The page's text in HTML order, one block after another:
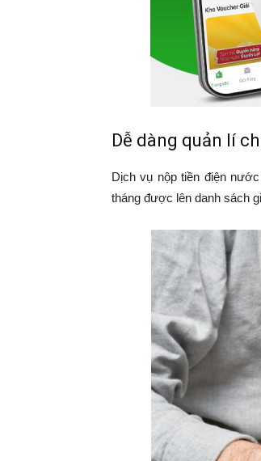
Dễ dàng quản lí
Dịch vụ nộp tiền điện
tháng được lên danh sách